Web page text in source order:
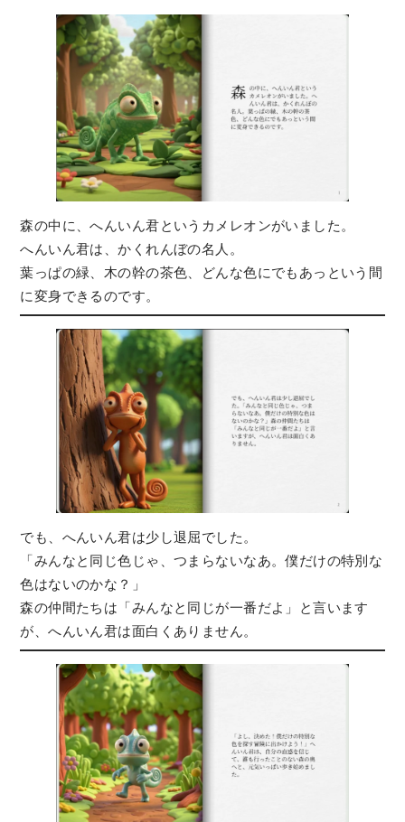
森の中に、へんいん君というカメレオンがいました。
へんいん君は、かくれんぼの名人。
葉っぱの緑、木の幹の茶色、どんな色にでもあっという間
に変身できるのです。
でも、へんいん君は少し退屈でした。
「みんなと同じ色じゃ、つまらないなあ。僕だけの特別な
色はないのかな？」
森の仲間たちは「みんなと同じが一番だよ」と言います
が、へんいん君は面白くありません。